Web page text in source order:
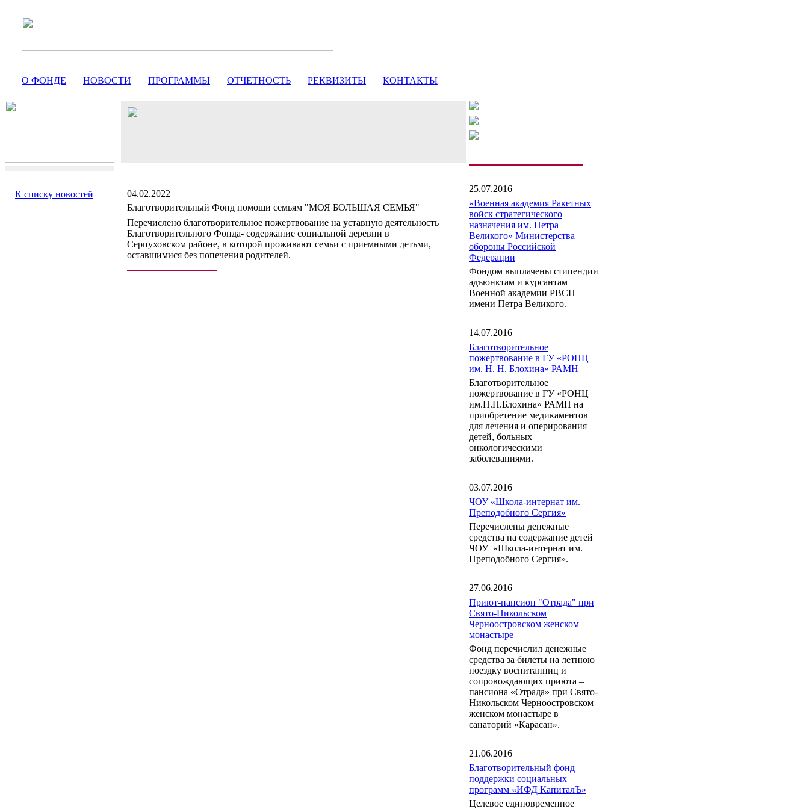
О ФОНДЕ НОВОСТИ ПРОГРАММЫ ОТЧЕТНОСТЬ РЕКВИЗИТЫ КОНТАКТЫ
К списку новостей
04.02.2022
Благотворительный Фонд помощи семьям "МОЯ БОЛЬШАЯ СЕМЬЯ"
Перечислено благотворительное пожертвование на уставную деятельность
Благотворительного Фонда- содержание социальной деревни в
Серпуховском районе, в которой проживают семьи с приемными детьми,
оставшимися без попечения родителей.
25.07.2016
«Военная академия Ракетных
войск стратегического
назначения им. Петра
Великого» Министерства
обороны Российской
Федерации
Фондом выплачены стипендии
адъюнктам и курсантам
Военной академии РВСН
имени Петра Великого.
14.07.2016
Благотворительное
пожертвование в ГУ «РОНЦ
им. Н. Н. Блохина» РАМН
Благотворительное
пожертвование в ГУ «РОНЦ
им.Н.Н.Блохина» РАМН на
приобретение медикаментов
для лечения и оперирования
детей, больных
онкологическими
заболеваниями.
03.07.2016
ЧОУ «Школа-интернат им.
Преподобного Сергия»
Перечислены денежные
средства на содержание детей
ЧОУ «Школа-интернат им.
Преподобного Сергия».
27.06.2016
Приют-пансион "Отрада" при
Свято-Никольском
Черноостровском женском
монастыре
Фонд перечислил денежные
средства за билеты на летнюю
поездку воспитанниц и
сопровождающих приюта –
пансиона «Отрада» при Свято-
Никольском Черноостровском
женском монастыре в
санаторий «Карасан».
21.06.2016
Благотворительный фонд
поддержки социальных
программ «ИФД КапиталЪ»
Целевое единовременное